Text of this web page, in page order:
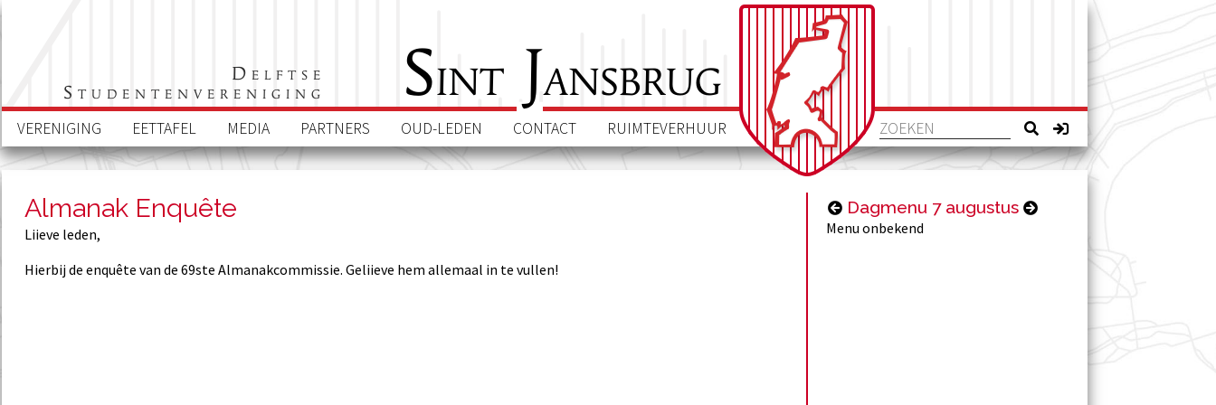
Delftse
Studentenvereniging
Sint Jansbrug
VERENIGING EETTAFEL MEDIA PARTNERS OUD-LEDEN CONTACT RUIMTEVERHUUR
Almanak Enquête
Liieve leden,
Hierbij de enquête van de 69ste Almanakcommissie. Geliieve hem allemaal in te vullen!
Dagmenu 7 augustus
Menu onbekend